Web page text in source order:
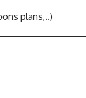
plans,..)